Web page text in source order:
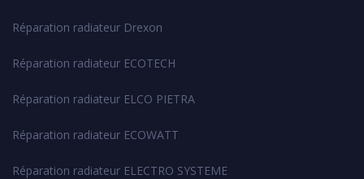
Réparation radiateur Drexon
Réparation radiateur ECOTECH
Réparation radiateur ELCO PIETRA
Réparation radiateur ECOWATT
Réparation radiateur ELECTRO SYSTEME